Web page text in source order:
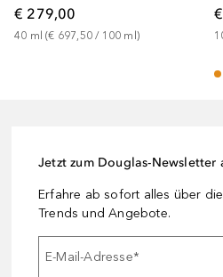
€ 279,00
40 ml (€ 697,50 / 100 ml)
Jetzt zum Douglas-Newsletter
Erfahre ab sofort alles über
Trends und Angebote.
E-Mail-Adresse*